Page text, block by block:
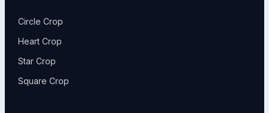
Circle Crop
Heart Crop
Star Crop
Square Crop